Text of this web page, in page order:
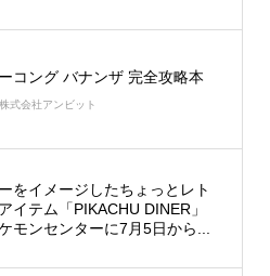
コング バナンザ 完全攻略本
株式会社アンビット
をイメージしたちょっとレト
イテム「PIKACHU DINER」
モンセンターに7月5日から...